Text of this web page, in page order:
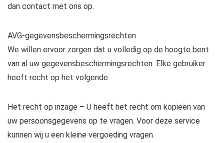
dan contact met ons op.
AVG-gegevensbeschermingsrechten
We willen ervoor zorgen dat u volledig op de hoogte bent
van al uw gegevensbeschermingsrechten. Elke gebruiker
heeft recht op het volgende:
Het recht op inzage – U heeft het recht om kopieën van
uw persoonsgegevens op te vragen. Voor deze service
kunnen wij u een kleine vergoeding vragen.